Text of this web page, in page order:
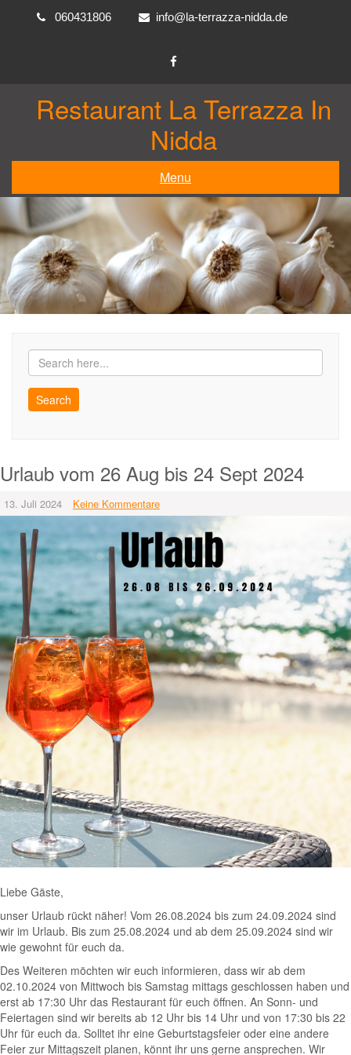
060431806 info@la-terrazza-nidda.de
Restaurant La Terrazza In
Nidda
Menu
Urlaub vom 26 Aug bis 24 Sept 2024
13. Juli 2024 Keine Kommentare
Liebe Gäste,
unser Urlaub rückt näher! Vom 26.08.2024 bis zum 24.09.2024 sind
wir im Urlaub. Bis zum 25.08.2024 und ab dem 25.09.2024 sind wir
wie gewohnt für euch da.
Des Weiteren möchten wir euch informieren, dass wir ab dem
02.10.2024 von Mittwoch bis Samstag mittags geschlossen haben und
erst ab 17:30 Uhr das Restaurant für euch öffnen. An Sonn- und
Feiertagen sind wir bereits ab 12 Uhr bis 14 Uhr und von 17:30 bis 22
Uhr für euch da. Solltet ihr eine Geburtstagsfeier oder eine andere
Feier zur Mittagszeit planen, könnt ihr uns gerne ansprechen. Wir